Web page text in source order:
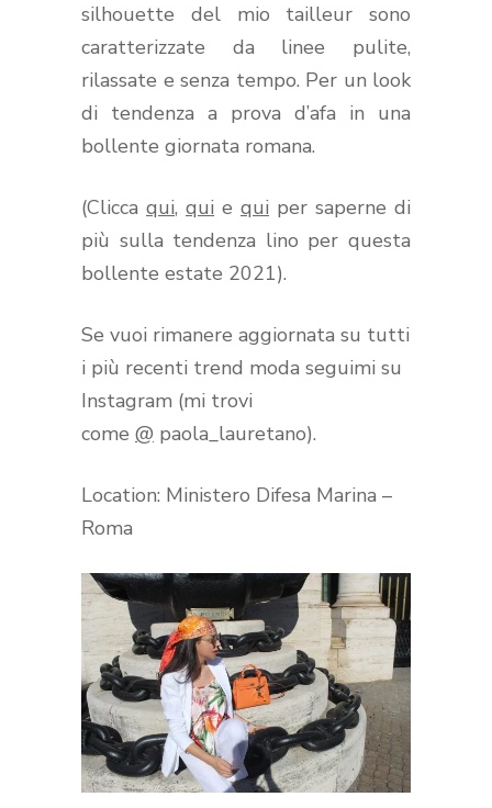
silhouette del mio tailleur sono
caratterizzate da linee pulite,
rilassate e senza tempo. Per un look
di tendenza a prova d’afa in una
bollente giornata romana.
(Clicca qui, qui e qui per saperne di
più sulla tendenza lino per questa
bollente estate 2021).
Se vuoi rimanere aggiornata su tutti
i più recenti trend moda seguimi su
Instagram (mi trovi
come @ paola_lauretano).
Location: Ministero Difesa Marina –
Roma